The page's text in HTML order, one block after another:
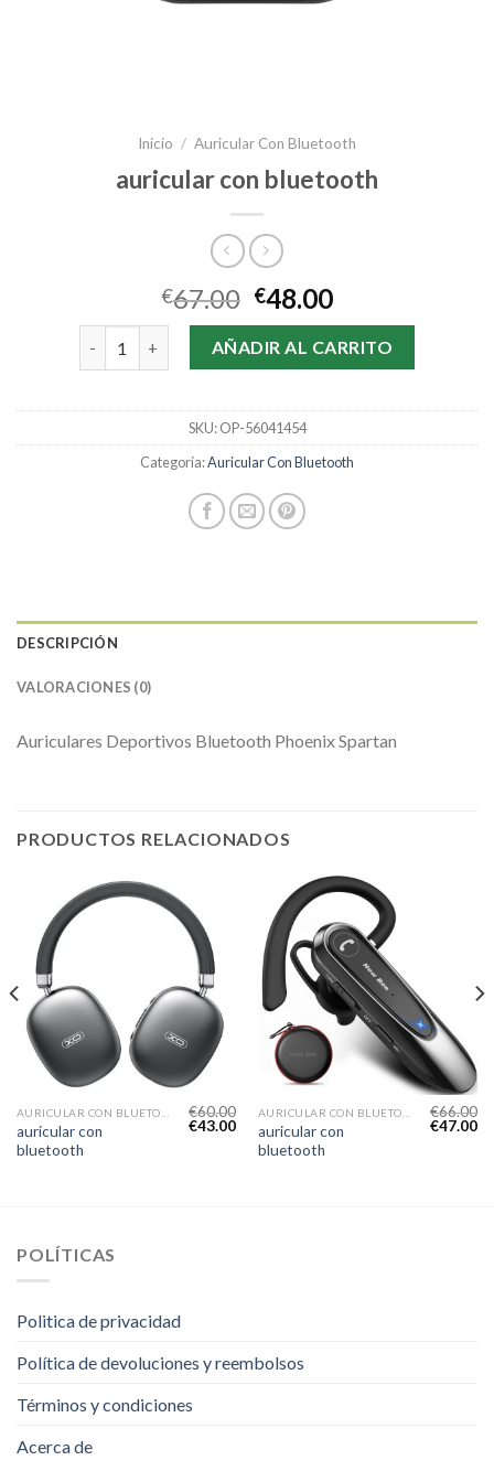
Inicio / Auricular Con Bluetooth
auricular con bluetooth
€67.00 €48.00
auricular con bluetooth cantidad
AÑADIR AL CARRITO
SKU:OP-56041454
Categoría:Auricular Con Bluetooth
DESCRIPCIÓN
VALORACIONES (0)
Auriculares Deportivos Bluetooth Phoenix Spartan
PRODUCTOS RELACIONADOS
auricular con
bluetooth
€60.00
€43.00
auricular con
bluetooth
€66.00
€47.00
POLÍTICAS
Politica de privacidad
Política de devoluciones y reembolsos
Términos y condiciones
Acerca de